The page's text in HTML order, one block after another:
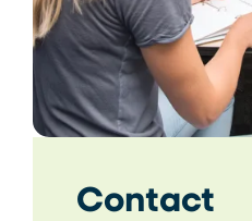
Contact